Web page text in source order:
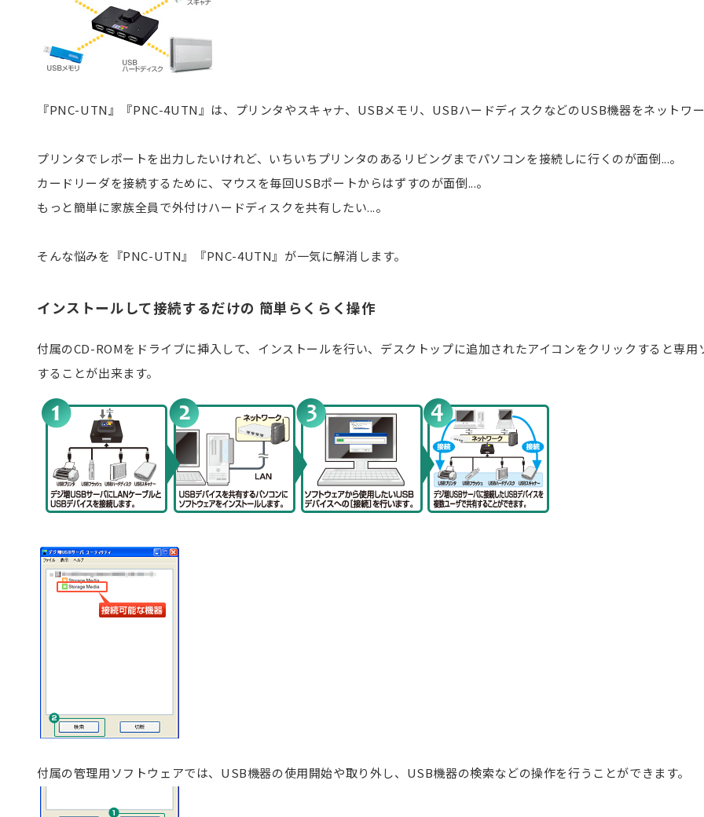
『PNC-UTN』『PNC-4UTN』は、プリンタやスキャナ、USBメモリ、USBハードディスクなどのUSB機器をネットワ
プリンタでレポートを出力したいけれど、いちいちプリンタのあるリビングまでパソコンを接続しに行くのが面倒...。
カードリーダを接続するために、マウスを毎回USBポートからはずすのが面倒...。
もっと簡単に家族全員で外付けハードディスクを共有したい...。
そんな悩みを『PNC-UTN』『PNC-4UTN』が一気に解消します。
インストールして接続するだけの 簡単らくらく操作
付属のCD-ROMをドライブに挿入して、インストールを行い、デスクトップに追加されたアイコンをクリックすると専
することが出来ます。
付属の管理用ソフトウェアでは、USB機器の使用開始や取り外し、USB機器の検索などの操作を行うことができます。